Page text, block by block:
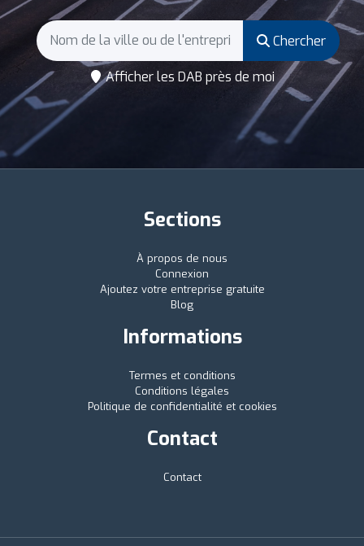
Chercher
Afficher les DAB près de moi
Sections
À propos de nous
Connexion
Ajoutez votre entreprise gratuite
Blog
Informations
Termes et conditions
Conditions légales
Politique de confidentialité et cookies
Contact
Contact